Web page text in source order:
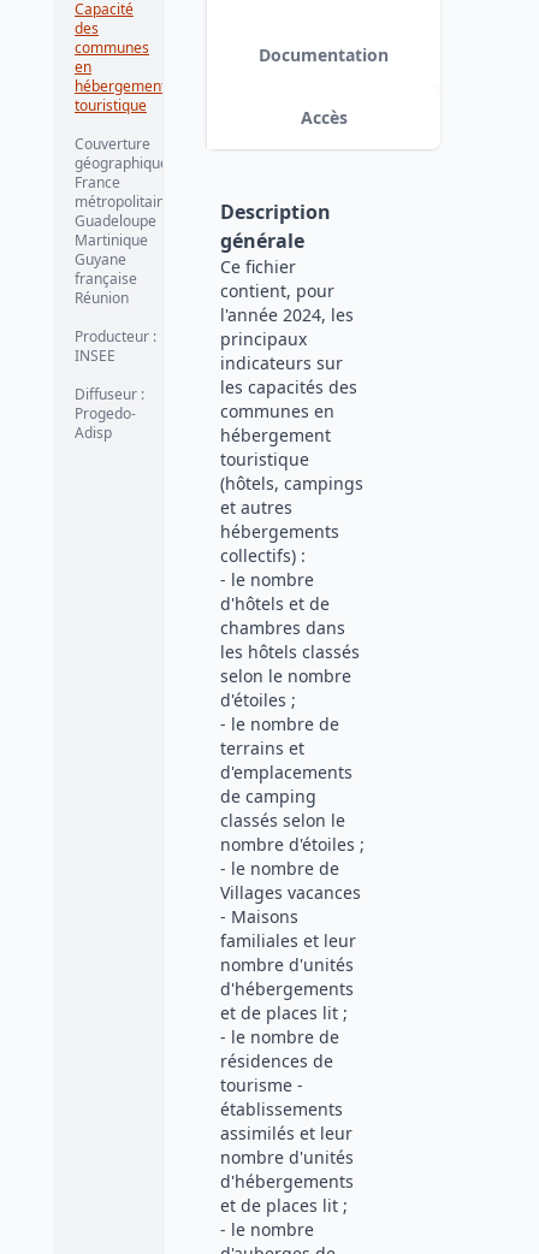
Capacité
des
communes
en
hébergement
touristique
Couverture
géographique
France
métropolitaine
Guadeloupe
Martinique
Guyane
française
Réunion
Producteur :
INSEE
Diffuseur :
Progedo-
Adisp
Documentation
Accès
Description
générale
Ce fichier
contient, pour
l'année 2024, les
principaux
indicateurs sur
les capacités des
communes en
hébergement
touristique
(hôtels, campings
et autres
hébergements
collectifs) :
- le nombre
d'hôtels et de
chambres dans
les hôtels classés
selon le nombre
d'étoiles ;
- le nombre de
terrains et
d'emplacements
de camping
classés selon le
nombre d'étoiles ;
- le nombre de
Villages vacances
- Maisons
familiales et leur
nombre d'unités
d'hébergements
et de places lit ;
- le nombre de
résidences de
tourisme -
établissements
assimilés et leur
nombre d'unités
d'hébergements
et de places lit ;
- le nombre